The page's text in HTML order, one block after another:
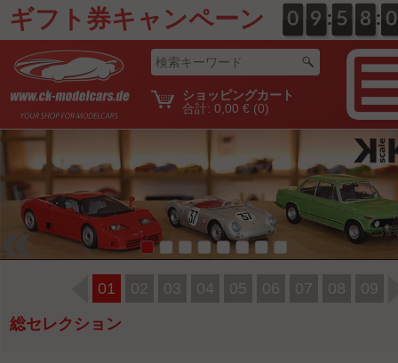
ギフト券キャンペーン 0
0
0 0
9
9 : 0
5
5 0
8
8 : 1
0
0
ショッピングカート
合計: 0,00 € (0)
01 02 03 04 05 06 07 08
09
総セレクション